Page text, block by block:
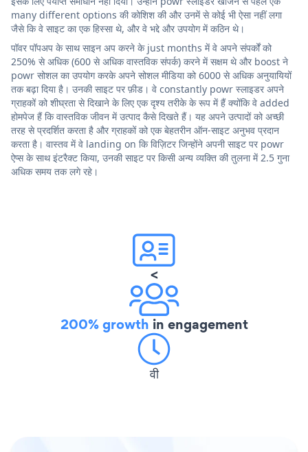
many different options की कोशिश की और उनमें से कोई भी ऐसा नहीं लगा
जैसे कि वे साइट का एक हिस्सा थे, और वे भद्दे और उपयोग में कठिन थे।
पॉवर पॉपअप के साथ साइन अप करने के just months में वे अपने संपर्कों को
250% से अधिक (600 से अधिक वास्तविक संपर्क) करने में सक्षम थे और boost ने
powr सोशल का उपयोग करके अपने सोशल मीडिया को 6000 से अधिक अनुयायियों
तक बढ़ा दिया है। उनकी साइट पर फ़ीड। वे constantly powr स्लाइडर अपने
ग्राहकों को शीघ्रता से दिखाने के लिए एक दृश्य तरीके के रूप में हैं क्योंकि वे added
होमपेज हैं कि वास्तविक जीवन में उत्पाद कैसे दिखते हैं। यह अपने उत्पादों को अच्छी
तरह से प्रदर्शित करता है और ग्राहकों को एक बेहतरीन ऑन-साइट अनुभव प्रदान
करता है। वास्तव में वे landing on कि विज़िटर जिन्होंने अपनी साइट पर powr
ऐप्स के साथ इंटरैक्ट किया, उनकी साइट पर किसी अन्य व्यक्ति की तुलना में 2.5 गुना
अधिक समय तक लगे रहे।
<
200% growth in engagement
वी